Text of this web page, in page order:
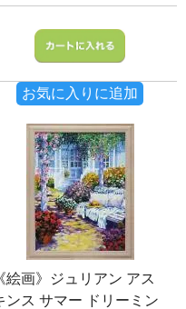
お気に入りに追加
《絵画》ジュリアン アス
ンス サマー ドリーミン